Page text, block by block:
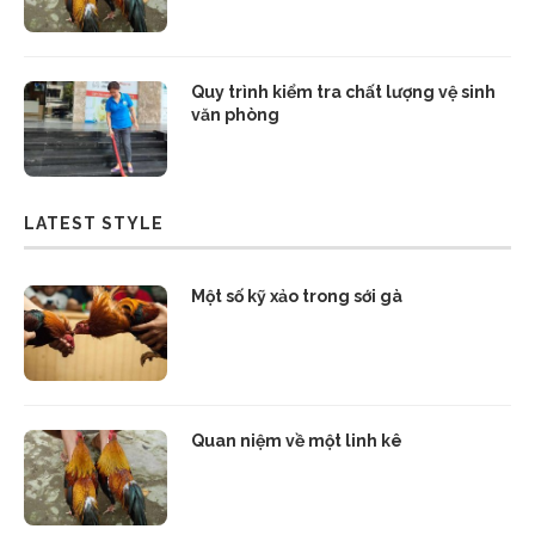
Quy trình kiểm tra chất lượng vệ sinh
văn phòng
LATEST STYLE
Một số kỹ xảo trong sới gà
Quan niệm về một linh kê